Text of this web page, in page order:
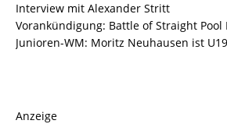
Interview mit Alexander Stritt
Vorankündigung: Battle of Straight Pool
Junioren-WM: Moritz Neuhausen ist
Anzeige